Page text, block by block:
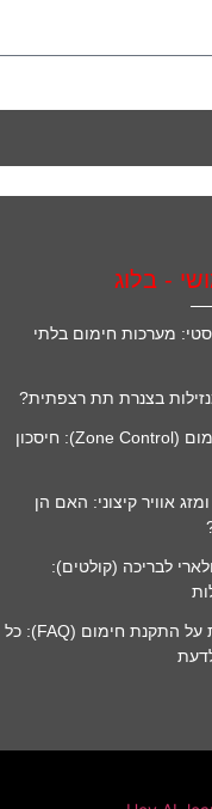
- בלוג
מערכות חימום בלתי
בצנרת תת רצפתית?
ניהול אזורי חימום (Zone Control): חיסכון
אוויר קיצוני: האם הן
לבריכה (קולטים):
שאלות נפוצות על התקנת חימום (FAQ): כל